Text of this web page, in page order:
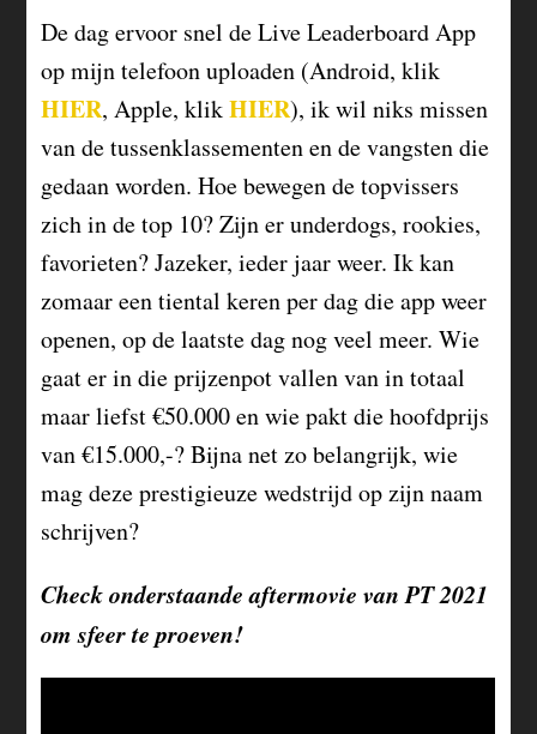
De dag ervoor snel de Live Leaderboard App
op mijn telefoon uploaden (Android, klik
HIER, Apple, klikHIER), ik wil niks missen
van de tussenklassementen en de vangsten die
gedaan worden. Hoe bewegen de topvissers
zich in de top 10? Zijn er underdogs, rookies,
favorieten? Jazeker, ieder jaar weer. Ik kan
zomaar een tiental keren per dag die app weer
openen, op de laatste dag nog veel meer. Wie
gaat er in die prijzenpot vallen van in totaal
maar liefst €50.000 en wie pakt die hoofdprijs
van €15.000,-? Bijna net zo belangrijk, wie
mag deze prestigieuze wedstrijd op zijn naam
schrijven?
Check onderstaande aftermovie van PT 2021
om sfeer te proeven!